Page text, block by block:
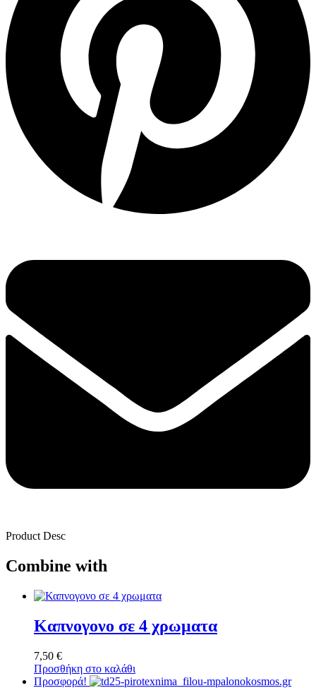
Product Desc
Combine with
Καπνογονο σε 4 χρωματα
7,50 €
Προσθήκη στο καλάθι
Προσφορά!